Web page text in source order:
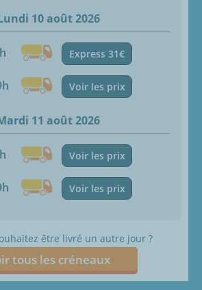
10 août 2026
Express 31€
Voir les prix
11 août 2026
Voir les prix
Voir les prix
être livré un autre jour ?
tous les créneaux